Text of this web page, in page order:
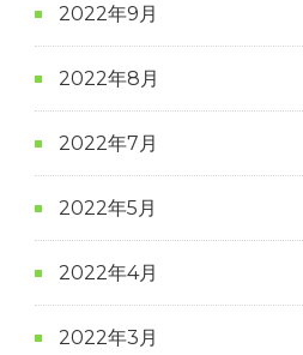
2022年9月
2022年8月
2022年7月
2022年5月
2022年4月
2022年3月